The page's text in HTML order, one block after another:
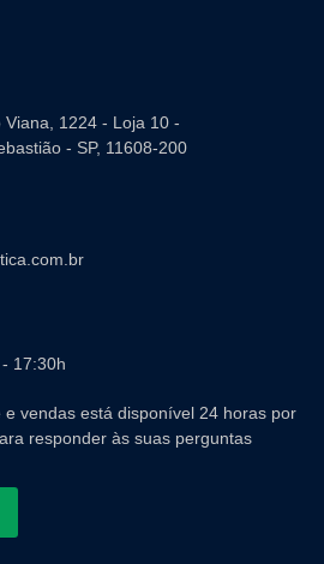
1224 - Loja 10 -
- SP, 11608-200
17:30h
vendas está disponível 24 horas por
responder às suas perguntas